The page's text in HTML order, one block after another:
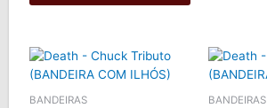
BANDEIRAS BANDEIRAS